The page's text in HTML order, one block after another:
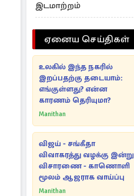
இடமாற்றம்
ஏனைய செய்திகள்
உலகில் இந்த நகரில்
இறப்பதற்கு தடையாம்:
எங்குள்ளது? என்ன
காரணம் தெரியுமா?
Manithan
விஜய் - சங்கீதா
விவாகரத்து வழக்கு இன்று
விசாரணை - காணொளி
மூலம் ஆஜராக வாய்ப்பு
Manithan